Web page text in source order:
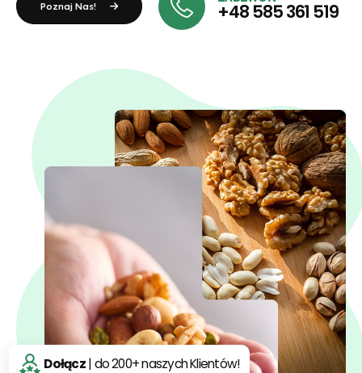
Poznaj Nas! +48 585 361 519
Dołącz| do 200+ naszych Klientów!